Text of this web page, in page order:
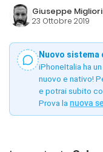
Giuseppe
23 Ottobre 2019
Nuovo sistema
iPhoneItalia ha
nuovo e nativo!
e potrai subito
Prova la nuova